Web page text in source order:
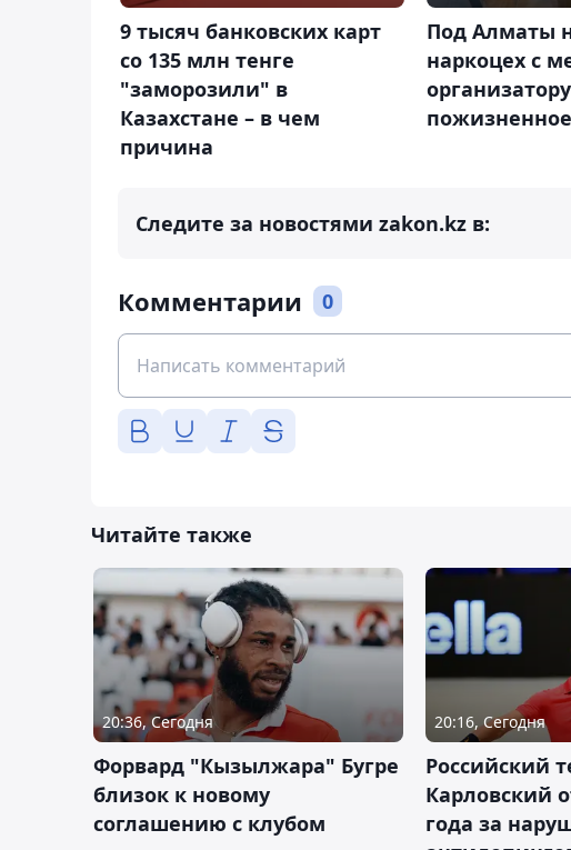
9 тысяч банковских карт
со 135 млн тенге
"заморозили" в
Казахстане – в чем
причина
Под Алматы
наркоцех с
пожизненное
Следите за новостями zakon.kz в:
Комментарии 0
Читайте также
20:36, Сегодня
Форвард "Кызылжара" Бугре
близок к новому
соглашению с клубом
20:16, Сегодня
Российский
Карловский
года за